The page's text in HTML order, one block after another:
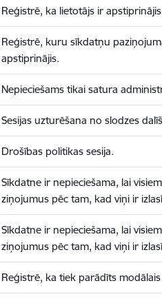
Reģistrē, ka lietotājs ir
Reģistrē, kuru sīkdatņu
apstiprinājis.
Nepieciešams tikai satura
Sesijas uzturēšana no slodzes
Drošības politikas sesija.
Sīkdatne ir nepieciešama, lai
ziņojumus pēc tam, kad viņi ir
Sīkdatne ir nepieciešama, lai
ziņojumus pēc tam, kad viņi ir
Reģistrē, ka tiek parādīts